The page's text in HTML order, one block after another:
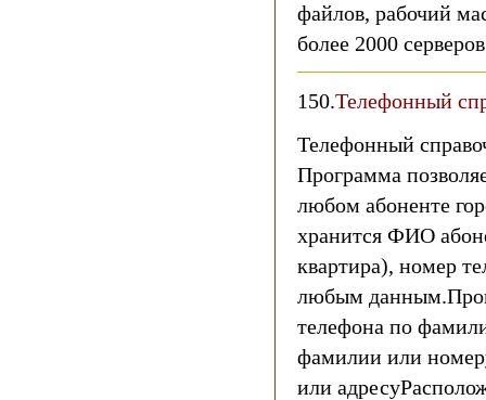
файлов, рабочий
более 2000
150.Телефонный
Телефонный
Программа
любом абоненте
хранится ФИО
квартира), номер
любым
телефона по
фамилии или
или